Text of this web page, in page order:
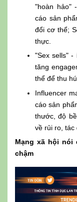
"hoàn hảo"
cáo sản
đổi cơ thể;
thực.
"Sex sells" -
tăng
thể để thu
Influencer
cáo sản
thước, độ
về rủi ro, tác
Mạng xã hội nói
chậm